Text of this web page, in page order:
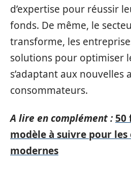
d’expertise pour réussir
fonds. De même, le
transforme, les
solutions pour optimiser
s’adaptant aux nouvelles
consommateurs.
A lire en complément : 50
modèle à suivre pour
modernes